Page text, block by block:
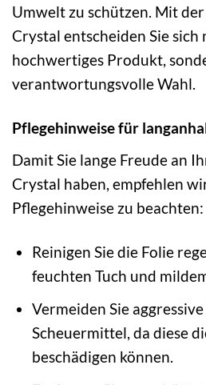
Umwelt zu schützen. Mit
Crystal entscheiden Sie
hochwertiges Produkt,
verantwortungsvolle Wahl.
Pflegehinweise für
Damit Sie lange Freude an
Crystal haben, empfehlen
Pflegehinweise zu beachten:
Reinigen Sie die Folie
feuchten Tuch und
Vermeiden Sie
Scheuermittel, da diese
beschädigen können.